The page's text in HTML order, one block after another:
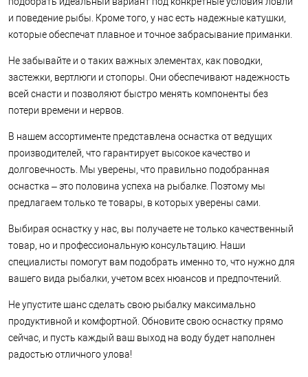
и поведение рыбы. Кроме того, у нас есть надежные катушки,
которые обеспечат плавное и точное забрасывание приманки.
Не забывайте и о таких важных элементах, как поводки,
застежки, вертлюги и стопоры. Они обеспечивают надежность
всей снасти и позволяют быстро менять компоненты без
потери времени и нервов.
В нашем ассортименте представлена оснастка от ведущих
производителей, что гарантирует высокое качество и
долговечность. Мы уверены, что правильно подобранная
оснастка – это половина успеха на рыбалке. Поэтому мы
предлагаем только те товары, в которых уверены сами.
Выбирая оснастку у нас, вы получаете не только качественный
товар, но и профессиональную консультацию. Наши
специалисты помогут вам подобрать именно то, что нужно для
вашего вида рыбалки, учетом всех нюансов и предпочтений.
Не упустите шанс сделать свою рыбалку максимально
продуктивной и комфортной. Обновите свою оснастку прямо
сейчас, и пусть каждый ваш выход на воду будет наполнен
радостью отличного улова!